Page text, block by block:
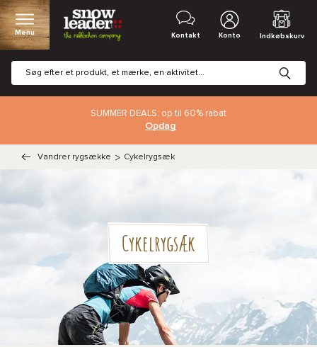
Menu Kontakt Konto Indkøbskurv
SUMMER DEALS: op til 60% rabat
Opdag
Vandrer rygsække > Cykelrygsæk
Cykelrygsæk